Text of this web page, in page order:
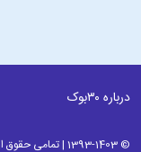
درباره ۳۰بوک